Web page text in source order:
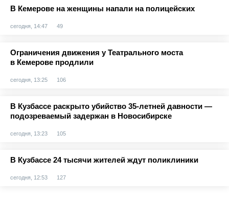
В Кемерове на женщины напали на полицейских
сегодня, 14:47 49
Ограничения движения у Театрального моста
в Кемерове продлили
сегодня, 13:25 106
В Кузбассе раскрыто убийство 35-летней давности —
подозреваемый задержан в Новосибирске
сегодня, 13:23 105
В Кузбассе 24 тысячи жителей ждут поликлиники
сегодня, 12:53 127